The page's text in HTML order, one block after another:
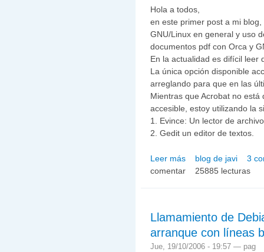
Hola a todos,
en este primer post a mi
GNU/Linux en general y uso
documentos pdf con Orca y
En la actualidad es difícil leer
La única opción disponible
arreglando para que en las
Mientras que Acrobat no
accesible, estoy utilizando la
1. Evince: Un lector de
2. Gedit un editor de textos.
Leer más sobre Accediendo al
blog de javi
3
comentar
25885 lecturas
Llamamiento de
arranque con líneas
Jue, 19/10/2006 - 19:57 — pag